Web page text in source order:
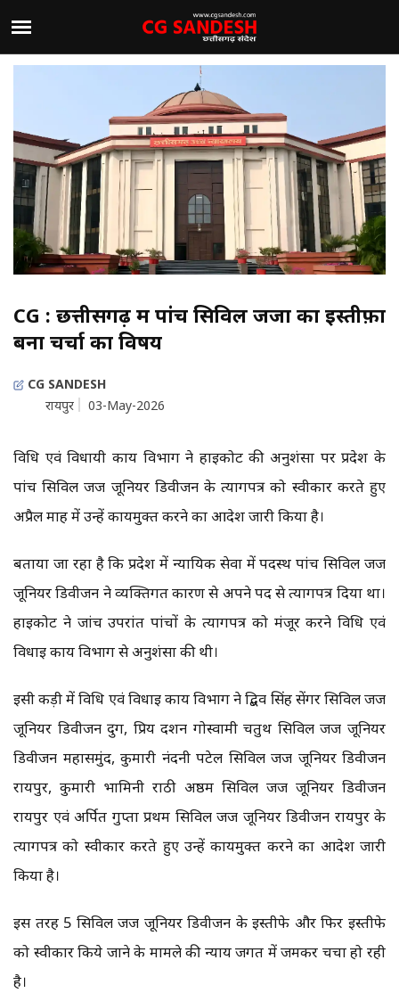
CG : छत्तीसगढ़ में पांच सिविल जजों का इस्तीफ़ा
बना चर्चा का विषय
CG SANDESH
रायपुर
03-May-2026
विधि एवं विधायी कार्य विभाग ने हाईकोर्ट की अनुशंसा पर प्रदेश के
पांच सिविल जज जूनियर डिवीजन के त्यागपत्र को स्वीकार करते हुए
अप्रैल माह में उन्हें कार्यमुक्त करने का आदेश जारी किया है।
बताया जा रहा है कि प्रदेश में न्यायिक सेवा में पदस्थ पांच सिविल जज
जूनियर डिवीजन ने व्यक्तिगत कारण से अपने पद से त्यागपत्र दिया था।
हाईकोर्ट ने जांच उपरांत पांचों के त्यागपत्र को मंजूर करने विधि एवं
विधाई कार्य विभाग से अनुशंसा की थी।
इसी कड़ी में विधि एवं विधाई कार्य विभाग ने द्बिव सिंह सेंगर सिविल जज
जूनियर डिवीजन दुर्ग, प्रिय दर्शन गोस्वामी चतुर्थ सिविल जज जूनियर
डिवीजन महासमुंद, कुमारी नंदनी पटेल सिविल जज जूनियर डिवीजन
रायपुर, कुमारी भामिनी राठी अष्ठम सिविल जज जूनियर डिवीजन
रायपुर एवं अर्पित गुप्ता प्रथम सिविल जज जूनियर डिवीजन रायपुर के
त्यागपत्र को स्वीकार करते हुए उन्हें कार्यमुक्त करने का आदेश जारी
किया है।
इस तरह 5 सिविल जज जूनियर डिवीजन के इस्तीफे और फिर इस्तीफे
को स्वीकार किये जाने के मामले की न्याय जगत में जमकर चर्चा हो रही
है।